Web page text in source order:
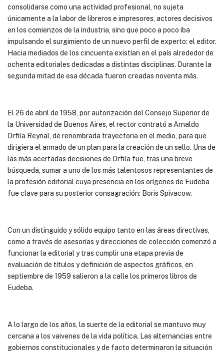
consolidarse como una actividad profesional, no sujeta
únicamente a la labor de libreros e impresores, actores decisivos
en los comienzos de la industria, sino que poco a poco iba
impulsando el surgimiento de un nuevo perfil de experto: el editor.
Hacia mediados de los cincuenta existían en el país alrededor de
ochenta editoriales dedicadas a distintas disciplinas. Durante la
segunda mitad de esa década fueron creadas noventa más.
El 26 de abril de 1958, por autorización del Consejo Superior de
la Universidad de Buenos Aires, el rector contrató a Arnaldo
Orfila Reynal, de renombrada trayectoria en el medio, para que
dirigiera el armado de un plan para la creación de un sello. Una de
las más acertadas decisiones de Orfila fue, tras una breve
búsqueda, sumar a uno de los más talentosos representantes de
la profesión editorial cuya presencia en los orígenes de Eudeba
fue clave para su posterior consagración: Boris Spivacow.
Con un distinguido y sólido equipo tanto en las áreas directivas,
como a través de asesorías y direcciones de colección comenzó a
funcionar la editorial y tras cumplir una etapa previa de
evaluación de títulos y definición de aspectos gráficos, en
septiembre de 1959 salieron a la calle los primeros libros de
Eudeba.
A lo largo de los años, la suerte de la editorial se mantuvo muy
cercana a los vaivenes de la vida política. Las alternancias entre
gobiernos constitucionales y de facto determinaron la situación